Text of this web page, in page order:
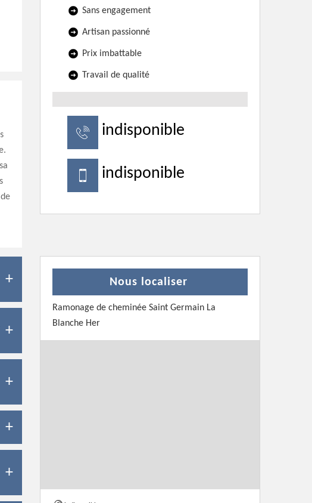
Sans engagement
Artisan passionné
Prix imbattable
Travail de qualité
indisponible
indisponible
Nous localiser
Ramonage de cheminée Saint Germain La
Blanche Her